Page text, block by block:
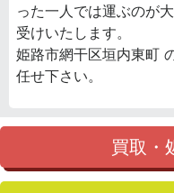
った一人では運ぶのが
受けいたします。
姫路市網干区垣内東町
任せ下さい。
買取・